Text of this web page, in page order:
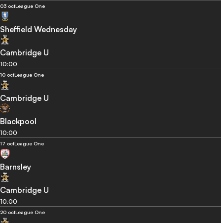
03 octLeague One
Sheffield Wednesday
Cambridge U
10:00
10 octLeague One
Cambridge U
Blackpool
10:00
17 octLeague One
Barnsley
Cambridge U
10:00
20 octLeague One